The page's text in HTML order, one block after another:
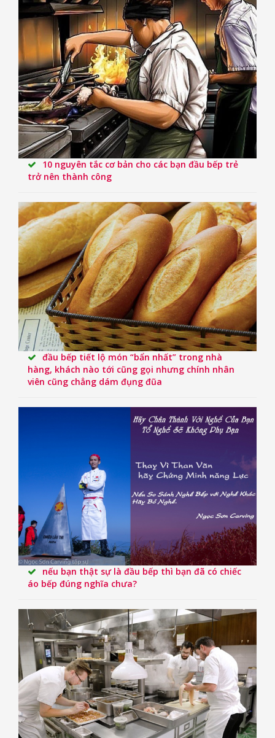
10 nguyên tắc cơ bản cho các bạn đầu bếp trẻ
trở nên thành công
đầu bếp tiết lộ món “bẩn nhất” trong nhà
hàng, khách nào tới cũng gọi nhưng chính nhân
viên cũng chẳng dám đụng đũa
nếu bạn thật sự là đầu bếp thì bạn đã có chiếc
áo bếp đúng nghĩa chưa?